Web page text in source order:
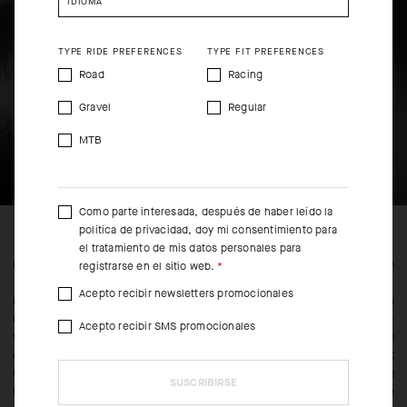
FEATURED FABRICS
Este culote corto sin tirantes cuenta con nuestro tejido Type.439
Diadema, un material desarrollado en colaboración con nuestros
fabricantes de tejidos para satisfacer nuestras exigencias en
cuanto a rendimiento, confort y durabilidad. No obstante, lo que
hace destacar a este material es su hilado, que cuenta con dos
tipos diferentes de elasticidad 4-way stretch.
su
total
TYPE RIDE PREFERENCES
Road
Gravel
MTB
TYPE FIT PREFERENCES
Racing
Regular
Como parte interesada, después de haber leído la
política de privacidad, doy mi consentimiento para
el tratamiento de mis datos personales para
registrarse en el sitio web.
Acepto recibir newsletters promocionales
Acepto recibir SMS promocionales
SUSCRIBIRSE